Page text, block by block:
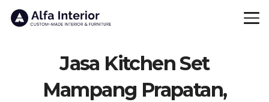
Jasa Kitchen Set
Mampang Prapatan,